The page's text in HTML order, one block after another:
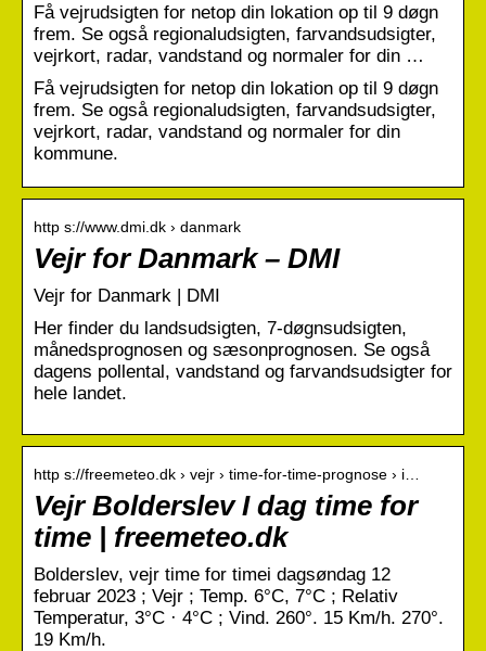
Få vejrudsigten for netop din lokation op til 9 døgn
frem. Se også regionaludsigten, farvandsudsigter,
vejrkort, radar, vandstand og normaler for din …
Få vejrudsigten for netop din lokation op til 9 døgn
frem. Se også regionaludsigten, farvandsudsigter,
vejrkort, radar, vandstand og normaler for din
kommune.
http s://www.dmi.dk › danmark
Vejr for Danmark – DMI
Vejr for Danmark | DMI
Her finder du landsudsigten, 7-døgnsudsigten,
månedsprognosen og sæsonprognosen. Se også
dagens pollental, vandstand og farvandsudsigter for
hele landet.
http s://freemeteo.dk › vejr › time-for-time-prognose › i…
Vejr Bolderslev I dag time for
time | freemeteo.dk
Bolderslev, vejr time for timei dagsøndag 12
februar 2023 ; Vejr ; Temp. 6°C, 7°C ; Relativ
Temperatur, 3°C · 4°C ; Vind. 260°. 15 Km/h. 270°.
19 Km/h.